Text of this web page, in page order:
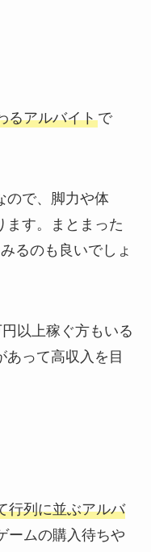
るアルバイトで
ので、脚力や体
ます。まとまった
るのも良いでしょ
以上稼ぐ方もいる
あって高収入を目
行列に並ぶアルバ
ームの購入待ちや